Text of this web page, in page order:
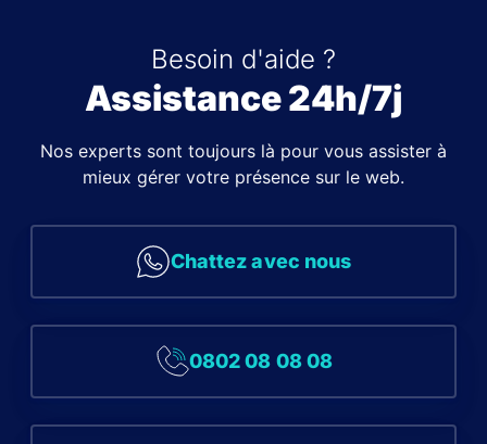
Besoin d'aide ?
Assistance 24h/7j
Nos experts sont toujours là pour vous assister à
mieux gérer votre présence sur le web.
Chattez avec nous
0802 08 08 08